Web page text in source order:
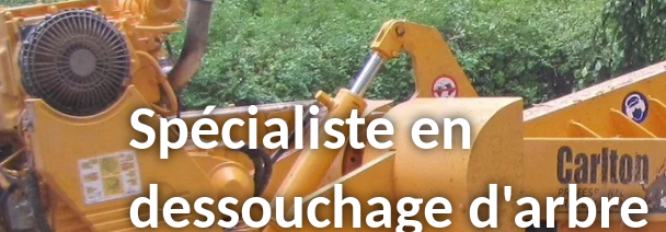
Spécialiste en
dessouchage d'arbre